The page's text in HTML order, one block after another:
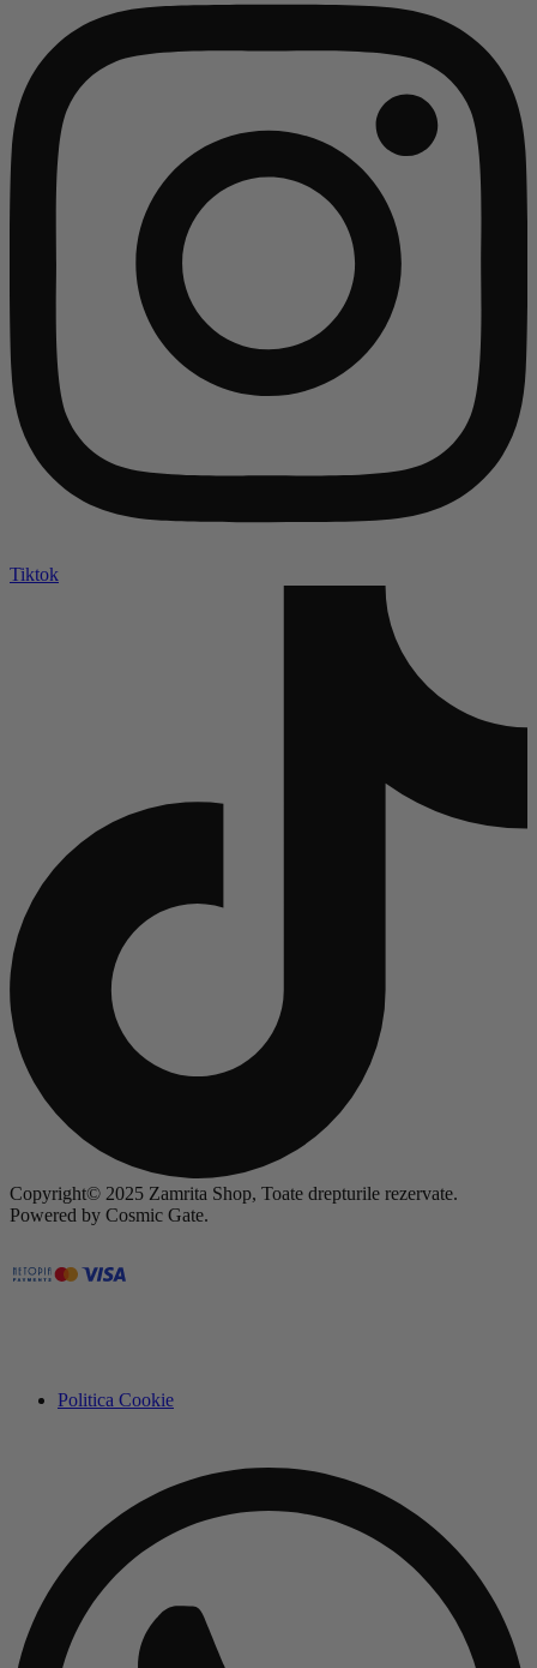
Tiktok
Copyright© 2025 Zamrita Shop, Toate drepturile rezervate.
Powered by Cosmic Gate.
Politica Cookie